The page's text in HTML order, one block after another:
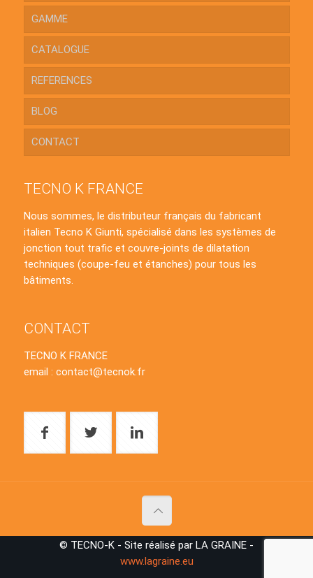
GAMME
CATALOGUE
REFERENCES
BLOG
CONTACT
TECNO K FRANCE
Nous sommes, le distributeur français du fabricant
italien Tecno K Giunti, spécialisé dans les systèmes de
jonction tout trafic et couvre-joints de dilatation
techniques (coupe-feu et étanches) pour tous les
bâtiments.
CONTACT
TECNO K FRANCE
email : contact@tecnok.fr
© TECNO-K - Site réalisé par LA GRAINE -
www.lagraine.eu